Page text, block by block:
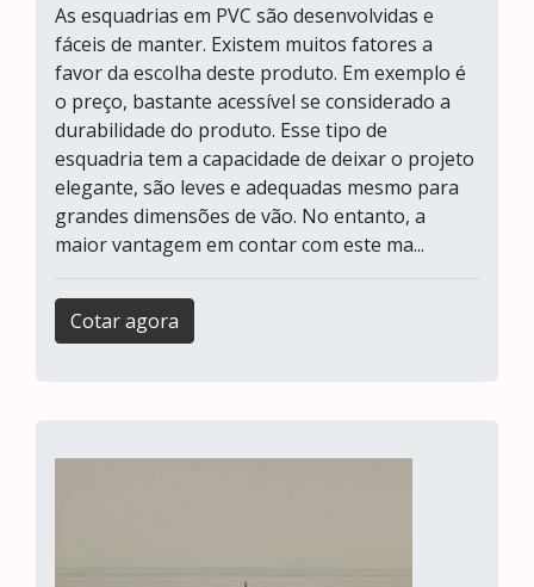
As esquadrias em PVC são desenvolvidas e
fáceis de manter. Existem muitos fatores a
favor da escolha deste produto. Em exemplo é
o preço, bastante acessível se considerado a
durabilidade do produto. Esse tipo de
esquadria tem a capacidade de deixar o projeto
elegante, são leves e adequadas mesmo para
grandes dimensões de vão. No entanto, a
maior vantagem em contar com este ma...
Cotar agora